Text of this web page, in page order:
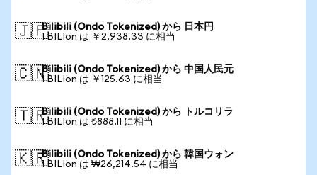
🇯🇵Bilibili (Ondo Tokenized) から 日本円
1 BILIon は ￥2,938.33 に相当
🇨🇳Bilibili (Ondo Tokenized) から 中国人民元
1 BILIon は ￥125.63 に相当
🇹🇷Bilibili (Ondo Tokenized) から トルコリラ
1 BILIon は ₺888.11 に相当
🇰🇷Bilibili (Ondo Tokenized) から 韓国ウォン
1 BILIon は ₩26,214.54 に相当